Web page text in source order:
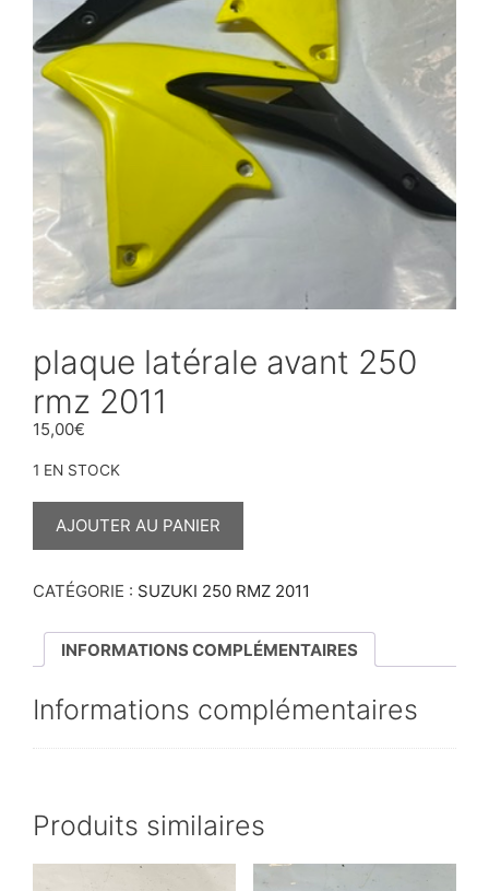
plaque latérale avant 250
rmz 2011
15,00€
1 EN STOCK
QUANTITÉ
250
AJOUTER AU PANIER
CATÉGORIE : SUZUKI 250 RMZ 2011
INFORMATIONS COMPLÉMENTAIRES
Informations complémentaires
Produits similaires